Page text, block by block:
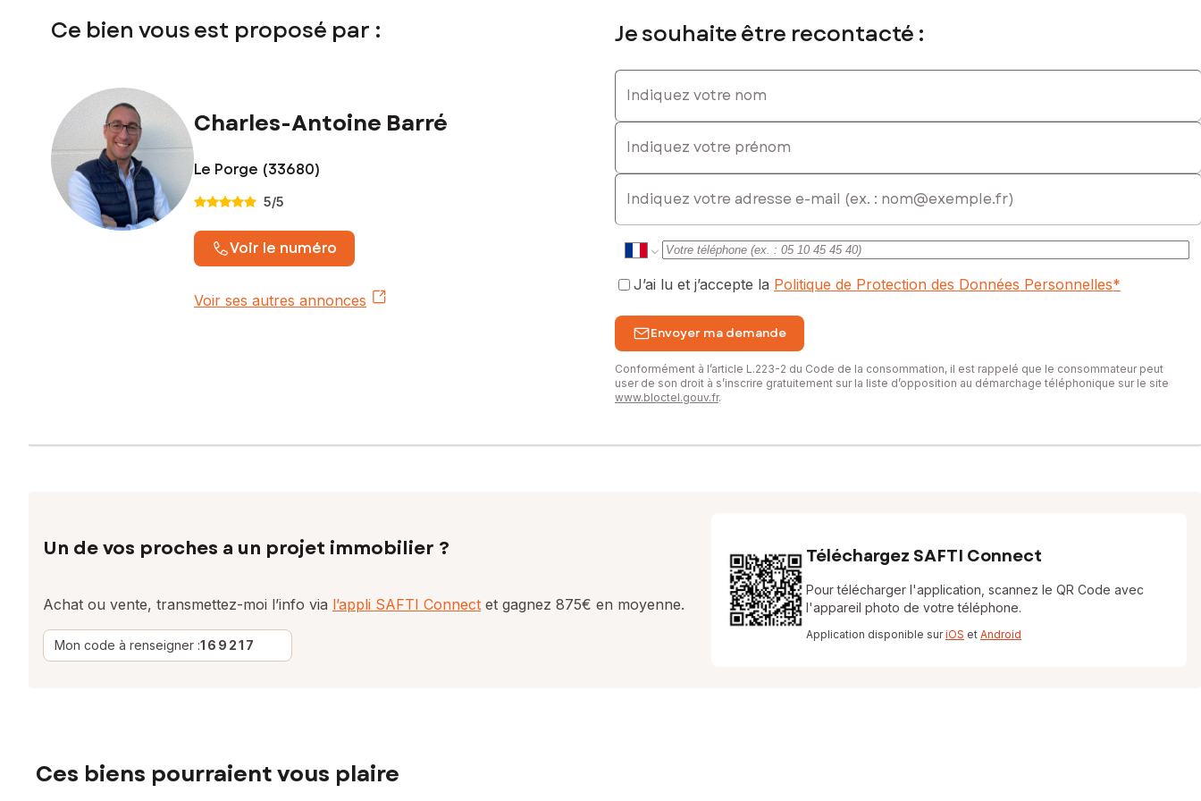
Ce bien vous est proposé par :
Charles-Antoine Barré
Le Porge (33680)
5/5
Voir le numéro
Voir ses autres annonces
Je souhaite être recontacté :
Indiquez votre nom
Indiquez votre prénom
E-mail
J’ai lu et j’accepte la Politique de Protection des Données Personnelles*
Envoyer ma demande
Conformément à l’article L.223-2 du Code de la consommation, il est rappelé que le consommateur peut
user de son droit à s’inscrire gratuitement sur la liste d’opposition au démarchage téléphonique sur le site
www.bloctel.gouv.fr.
Un de vos proches a un projet immobilier ?
Achat ou vente, transmettez-moi l’info via l’appli SAFTI Connect et gagnez 875€ en moyenne.
Mon code à renseigner :169217
Téléchargez SAFTI Connect
Pour télécharger l'application, scannez le QR Code avec
l'appareil photo de votre téléphone.
Application disponible suriOS et Android
Ces biens pourraient vous plaire